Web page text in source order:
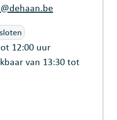
@dehaan.be
12:00 uur
van 13:30tot